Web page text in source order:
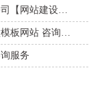
服务